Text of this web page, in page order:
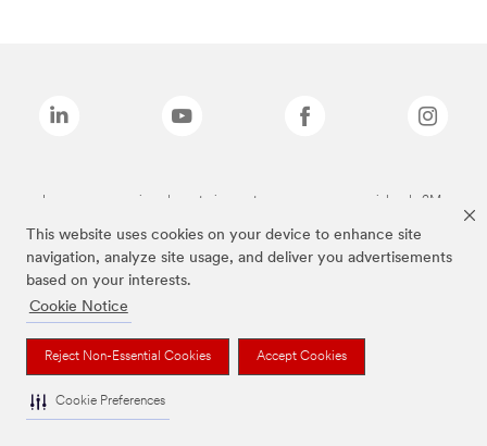
This website uses cookies on your device to enhance site
navigation, analyze site usage, and deliver you advertisements
based on your interests.
Cookie Notice
Reject Non-Essential Cookies Accept Cookies
Cookie Preferences
Las marcas mencionadas anteriormente son marcas comerciales de 3M.